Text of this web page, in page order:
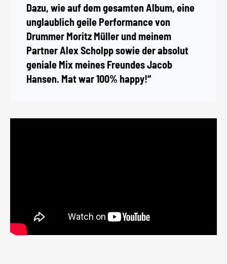
Dazu, wie auf dem gesamten Album, eine
unglaublich geile Performance von
Drummer Moritz Müller und meinem
Partner Alex Scholpp sowie der absolut
geniale Mix meines Freundes Jacob
Hansen. Mat war 100% happy!“